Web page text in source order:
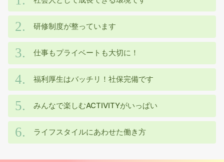
研修制度が整っています
仕事もプライベートも大切に！
福利厚生はバッチリ！社保完備です
みんなで楽しむACTIVITYがいっぱい
ライフスタイルにあわせた働き方